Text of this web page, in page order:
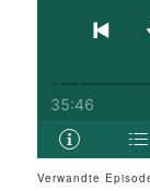
Verwandte